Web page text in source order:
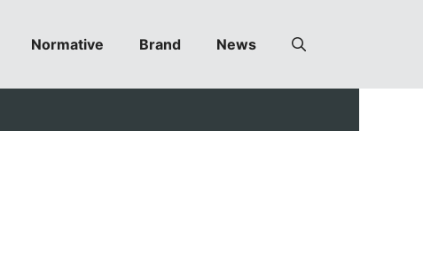
Normative Brand News